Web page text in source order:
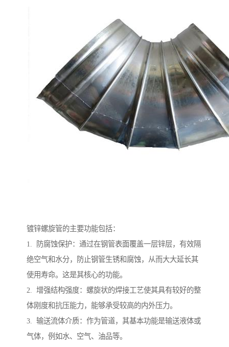
镀锌螺旋管的主要功能包括：
1. 防腐蚀保护：通过在钢管表面覆盖一层锌层，有效隔
绝空气和水分，防止钢管生锈和腐蚀，从而大大延长其
使用寿命。这是其核心的功能。
2. 增强结构强度：螺旋状的焊接工艺使其具有较好的整
体刚度和抗压能力，能够承受较高的内外压力。
3. 输送流体介质：作为管道，其基本功能是输送液体或
气体，例如水、空气、油品等。